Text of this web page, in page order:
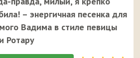
– энергичная песенка для
Вадима в стиле певицы
Ротару